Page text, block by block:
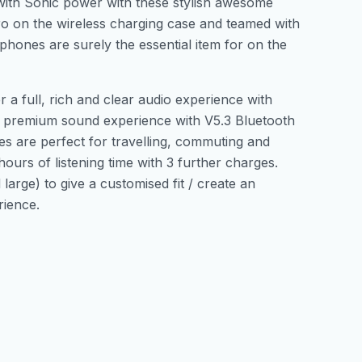
on the wireless charging case and teamed with
are surely the essential item for on the
a full, rich and clear audio experience with
sound experience with V5.3 Bluetooth
are perfect for travelling, commuting and
of listening time with 3 further charges.
to give a customised fit / create an